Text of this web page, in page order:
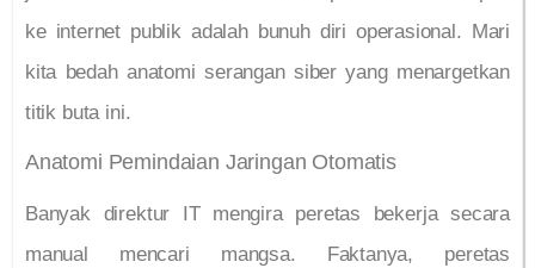
ke internet publik adalah bunuh diri operasional. Mari
kita bedah anatomi serangan siber yang menargetkan
titik buta ini.
Anatomi Pemindaian Jaringan Otomatis
Banyak direktur IT mengira peretas bekerja secara
manual mencari mangsa. Faktanya, peretas